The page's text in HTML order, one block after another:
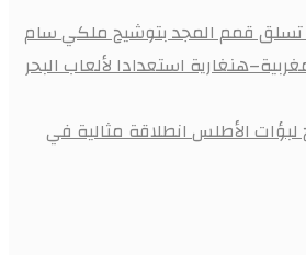
تسلق قمم المجد بتوشيح ملكي سام
استعدادا لألعاب البحر
لبؤات الأطلس انطلاقة مثالية في